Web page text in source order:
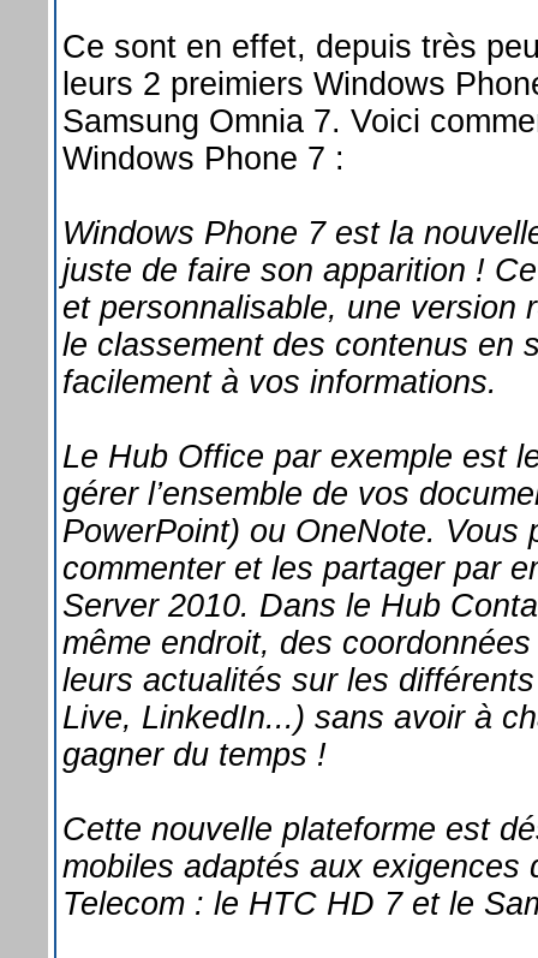
Ce sont en effet, depuis très
leurs 2 preimiers Windows
Samsung Omnia 7. Voici
Windows Phone 7 :
Windows Phone 7 est la
juste de faire son apparition !
et personnalisable, une version
le classement des contenus en
facilement à vos informations.
Le Hub Office par exemple est
gérer l’ensemble de vos
PowerPoint) ou OneNote.
commenter et les partager par
Server 2010. Dans le Hub
même endroit, des
leurs actualités sur les
Live, LinkedIn...) sans avoir à
gagner du temps !
Cette nouvelle plateforme est
mobiles adaptés aux
Telecom : le HTC HD 7 et le